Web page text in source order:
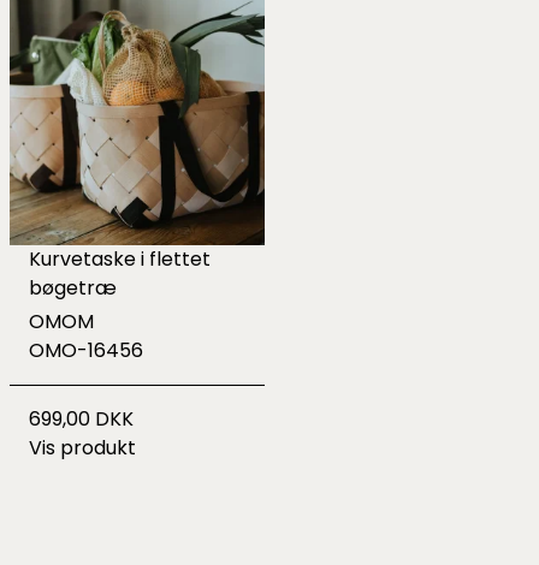
Kurvetaske i flettet
bøgetræ
OMOM
OMO-16456
699,00 DKK
Vis produkt